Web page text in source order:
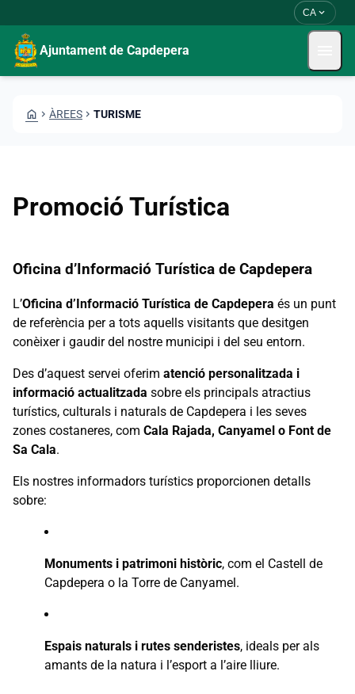
CA expand_more
Ajuntament de Capdepera
HOME CHEVRON_RIGHT ÀREES CHEVRON_RIGHT TURISME
Promoció Turística
Oficina d’Informació Turística de Capdepera
L’Oficina d’Informació Turística de Capdepera és un punt
de referència per a tots aquells visitants que desitgen
conèixer i gaudir del nostre municipi i del seu entorn.
Des d’aquest servei oferim atenció personalitzada i
informació actualitzada sobre els principals atractius
turístics, culturals i naturals de Capdepera i les seves
zones costaneres, com Cala Rajada, Canyamel o Font de
Sa Cala.
Els nostres informadors turístics proporcionen detalls
sobre:
Monuments i patrimoni històric, com el Castell de
Capdepera o la Torre de Canyamel.
Espais naturals i rutes senderistes, ideals per als
amants de la natura i l’esport a l’aire lliure.